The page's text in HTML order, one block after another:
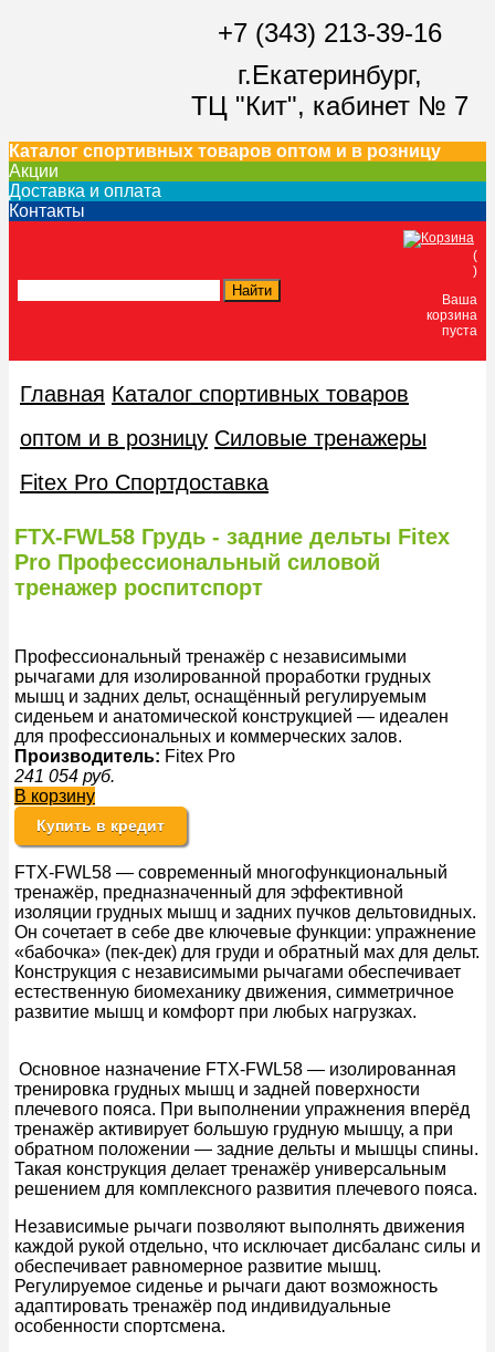
+7 (343) 213-39-16
г.Екатеринбург,
ТЦ "Кит", кабинет № 7
Каталог спортивных товаров оптом и в розницу
Акции
Доставка и оплата
Контакты
(
)
Ваша
корзина
пуста
Главная Каталог спортивных товаров
оптом и в розницу Силовые тренажеры
Fitex Pro Спортдоставка
FTX-FWL58 Грудь - задние дельты Fitex
Pro Профессиональный силовой
тренажер роспитспорт
Профессиональный тренажёр с независимыми
рычагами для изолированной проработки грудных
мышц и задних дельт, оснащённый регулируемым
сиденьем и анатомической конструкцией — идеален
для профессиональных и коммерческих залов.
Производитель: Fitex Pro
241 054 руб.
В корзину
Купить в кредит
FTX-FWL58 — современный многофункциональный
тренажёр, предназначенный для эффективной
изоляции грудных мышц и задних пучков дельтовидных.
Он сочетает в себе две ключевые функции: упражнение
«бабочка» (пек-дек) для груди и обратный мах для дельт.
Конструкция с независимыми рычагами обеспечивает
естественную биомеханику движения, симметричное
развитие мышц и комфорт при любых нагрузках.
Основное назначение FTX-FWL58 — изолированная
тренировка грудных мышц и задней поверхности
плечевого пояса. При выполнении упражнения вперёд
тренажёр активирует большую грудную мышцу, а при
обратном положении — задние дельты и мышцы спины.
Такая конструкция делает тренажёр универсальным
решением для комплексного развития плечевого пояса.
Независимые рычаги позволяют выполнять движения
каждой рукой отдельно, что исключает дисбаланс силы и
обеспечивает равномерное развитие мышц.
Регулируемое сиденье и рычаги дают возможность
адаптировать тренажёр под индивидуальные
особенности спортсмена.